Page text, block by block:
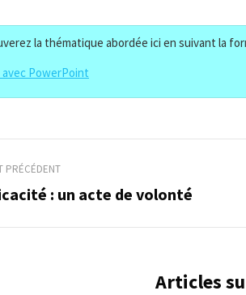
la thématique abordée ici en suivant la
PowerPoint
PRÉCÉDENT
: un acte de volonté
Articles